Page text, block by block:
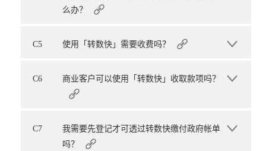
么办？
C5 使用「转数快」需要收费吗？
C6 商业客户可以使用「转数快」收取款项吗？
C7
我需要先登记才可透过转数快缴付政府帐单
吗？